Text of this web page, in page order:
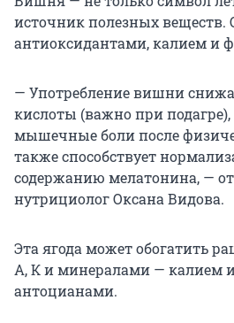
источник полезных веществ.
антиоксидантами, калием и
— Употребление вишни
кислоты (важно при подагре),
мышечные боли после
также способствует
содержанию мелатонина, —
нутрициолог Оксана Видова.
Эта ягода может обогатить
А, К и минералами — калием
антоцианами.